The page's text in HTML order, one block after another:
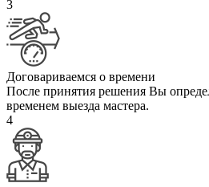
3
Договариваемся о времени
После принятия решения Вы
временем выезда мастера.
4